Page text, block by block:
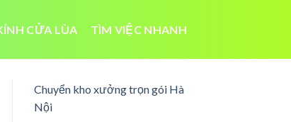
CỬA LÙA TÌM VIỆC NHANH
Chuyển kho xưởng trọn gói Hà
Nội